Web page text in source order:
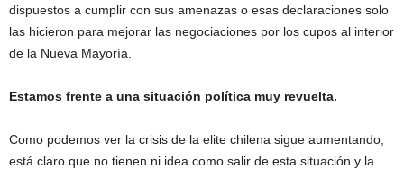
dispuestos a cumplir con sus amenazas o esas declaraciones solo
las hicieron para mejorar las negociaciones por los cupos al interior
de la Nueva Mayoría.
Estamos frente a una situación política muy revuelta.
Como podemos ver la crisis de la elite chilena sigue aumentando,
está claro que no tienen ni idea como salir de esta situación y la